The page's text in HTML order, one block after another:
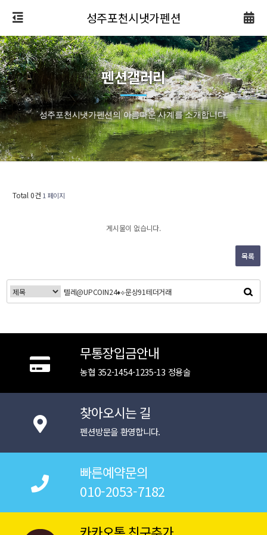
성주포천시냇가펜션
펜션갤러리
성주포천시냇가펜션의 아름다운 사계를 소개합니다.
Total 0건 1 페이지
게시물이 없습니다.
목록
무통장입금안내
농협 352-1454-1235-13 정용술
찾아오시는 길
펜션방문을 환영합니다.
빠른예약문의
010-2053-7182